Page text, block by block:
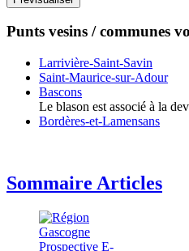
Punts vesins / communes
Larrivière-Saint-Savin
Saint-Maurice-sur-Adour
Bascons
Le blason est associé à la
Bordères-et-Lamensans
Sommaire Articles